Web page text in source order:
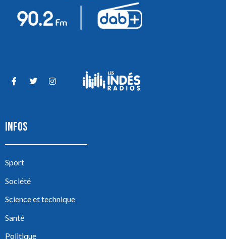
INFOS
Sport
Société
Science et technique
Santé
Politique